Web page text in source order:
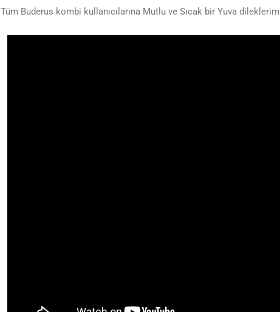
Tüm Buderus kombi kullanıcılarına Mutlu ve Sıcak bir Yuva